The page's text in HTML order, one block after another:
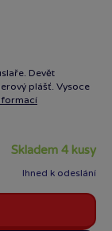
Devět
plášť. Vysoce
skladem 4 kusy
Ihned k odeslání